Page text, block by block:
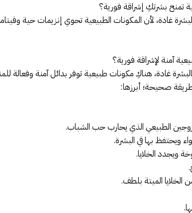
تمنح بشرتكِ إشراقة فورية؟
غادة، لأن المكونات الطبيعية تحوي إنزيمات حية
آمنة لإشراقة فورية؟
غادة، هناكِ مكونات طبيعية توفر بدائل آمنة
صحيحة؛ أبرزها:
الطبيعي الذي يحارب حب الشباب.
ويحتفظ بها في البشرة.
ويجدد الخلايا.
الميتة بلطف.